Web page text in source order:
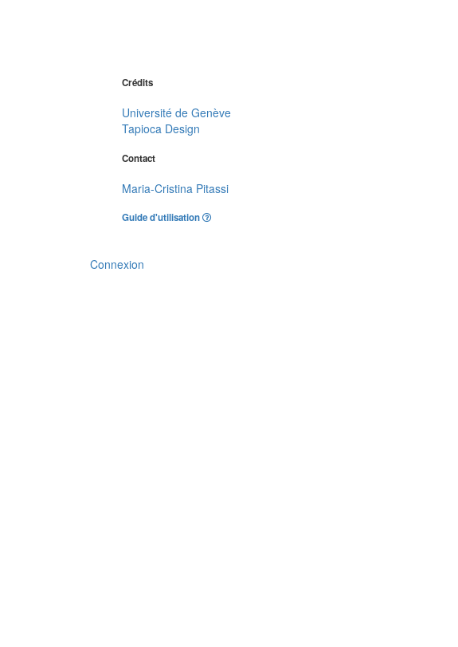
Crédits
Université de Genève
Tapioca Design
Contact
Maria-Cristina Pitassi
Guide d'utilisation
Connexion